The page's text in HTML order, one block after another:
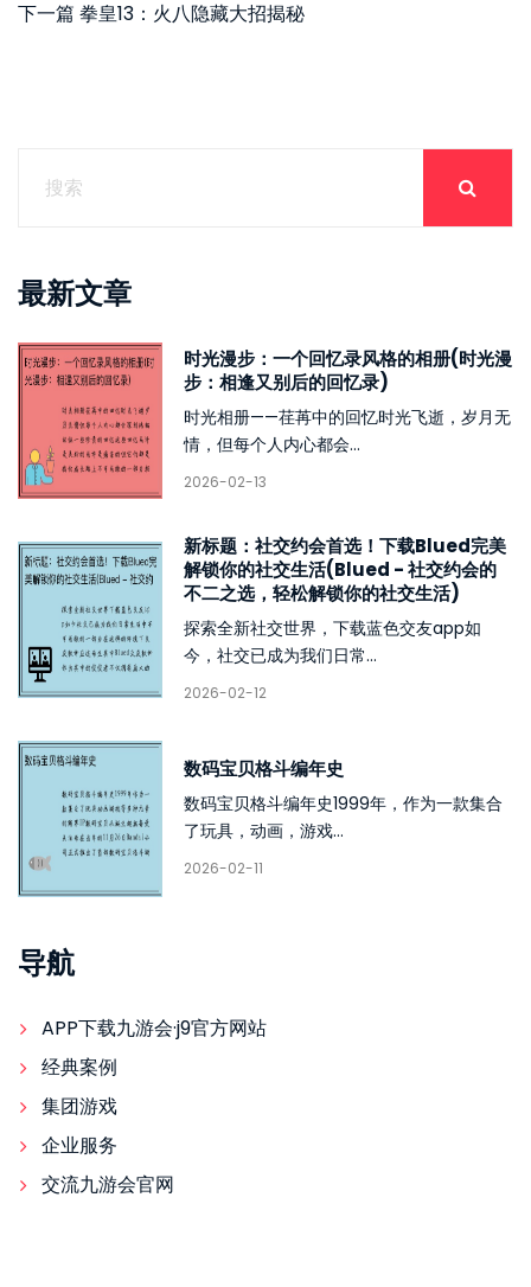
下一篇 拳皇13：火八隐藏大招揭秘
最新文章
时光漫步：一个回忆录风格的相册(时光漫
步：相逢又别后的回忆录)
时光相册——荏苒中的回忆时光飞逝，岁月无
情，但每个人内心都会...
2026-02-13
新标题：社交约会首选！下载Blued完美
解锁你的社交生活(Blued - 社交约会的
不二之选，轻松解锁你的社交生活)
探索全新社交世界，下载蓝色交友app如
今，社交已成为我们日常...
2026-02-12
数码宝贝格斗编年史
数码宝贝格斗编年史1999年，作为一款集合
了玩具，动画，游戏...
2026-02-11
导航
APP下载九游会·j9官方网站
经典案例
集团游戏
企业服务
交流九游会官网